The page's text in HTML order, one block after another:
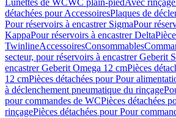
Lunettes de WCWC plain-piedAvec rinçage
détachées pour AccessoiresPlaques de
Pour réservoirs à encastrer SigmaPour
KappaPour réservoirs à encastrer Delta
TwinlineAccessoiresConsommables
secteur, pour réservoirs à encastrer Geberit
encastrer Geberit Omega 12 cmPièces
12 cmPièces détachées pour Pour
à déclenchement pneumatique du rinçage
pour commandes de WCPièces détachées
rinçagePièces détachées pour Pour